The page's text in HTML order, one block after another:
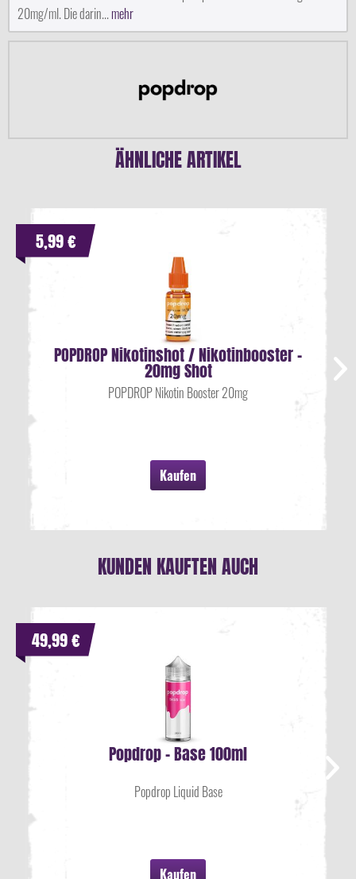
20mg/ml. Die darin...mehr
ÄHNLICHE ARTIKEL
POPDROP Nikotinshot / Nikotinbooster -
20mg Shot
POPDROP Nikotin Booster 20mg
Kaufen
5,99 €
KUNDEN KAUFTEN AUCH
Popdrop - Base 100ml
Popdrop Liquid Base
Kaufen
49,99 €